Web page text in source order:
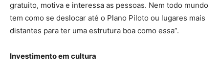
gratuito, motiva e interessa as pessoas. Nem todo mundo
tem como se deslocar até o Plano Piloto ou lugares mais
distantes para ter uma estrutura boa como essa”.
Investimento em cultura